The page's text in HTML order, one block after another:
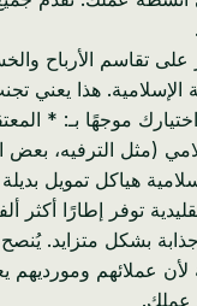
الإسلامية. هذا
موجهًا بـ: *
(مثل الترفيه، بعض
هياكل تمويل
جذابة بشكل
لأن عملائهم
عملك.